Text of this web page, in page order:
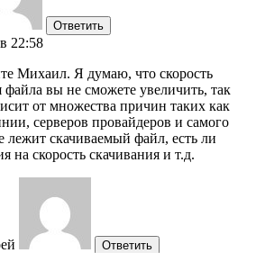
Ответить
22:58
Михаил. Я думаю, что скорость
файла вы не сможете увеличить, так
от множества причин таких как
серверов провайдеров и самого
лежит скачиваемый файл, есть ли
на скорость скачивания и т.д.
Ответить